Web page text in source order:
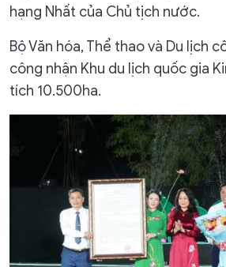
hạng Nhất của Chủ tịch nước.
Bộ Văn hóa, Thể thao và Du lịch
công nhận Khu du lịch quốc gia
tích 10.500ha.